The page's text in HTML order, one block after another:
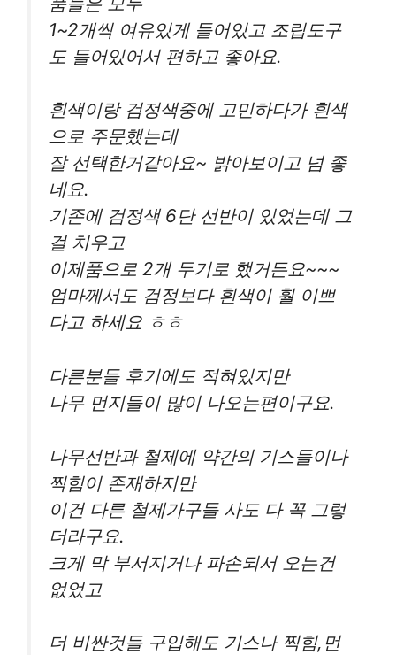
1~2개씩 여유있게 들어있고 조립도구
도 들어있어서 편하고 좋아요.
흰색이랑 검정색중에 고민하다가 흰색
으로 주문했는데
잘 선택한거같아요~ 밝아보이고 넘 좋
네요.
기존에 검정색 6단 선반이 있었는데 그
걸 치우고
이제품으로 2개 두기로 했거든요~~~
엄마께서도 검정보다 흰색이 훨 이쁘
다고 하세요 ㅎㅎ
다른분들 후기에도 적혀있지만
나무 먼지들이 많이 나오는편이구요.
나무선반과 철제에 약간의 기스들이나
찍힘이 존재하지만
이건 다른 철제가구들 사도 다 꼭 그렇
더라구요.
크게 막 부서지거나 파손되서 오는건
없었고
더 비싼것들 구입해도 기스나 찍힘,먼